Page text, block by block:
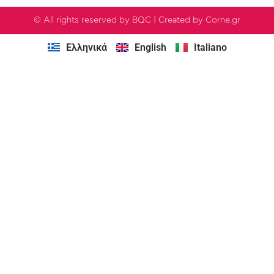
© All rights reserved by BQC | Created by Corne.gr
Ελληνικά English Italiano